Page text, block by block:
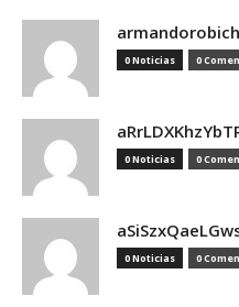
0 Noticias 0
0 Noticias 0
0 Noticias 0